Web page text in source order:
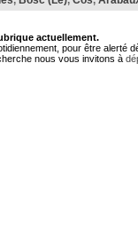
actuellement.
pour être alerté
nous vous invitons à